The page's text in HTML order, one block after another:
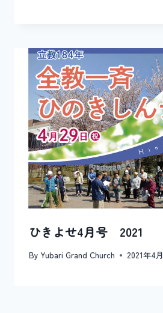
ひきよせ4月号 2021
By Yubari Grand Church 2021年4月